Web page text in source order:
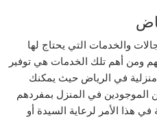
والخدمات التي يحتاج لها
ومن أهم تلك الخدمات هي توفير
في الرياض حيث يمكنك
الموجودين في المنزل بمفردهم
هذا الأمر لرعاية السيدة أو